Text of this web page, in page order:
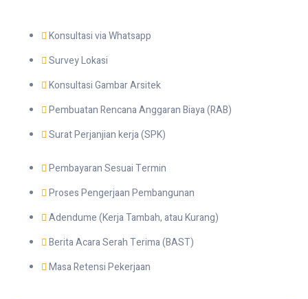
Konsultasi via Whatsapp
Survey Lokasi
Konsultasi Gambar Arsitek
Pembuatan Rencana Anggaran Biaya (RAB)
Surat Perjanjian kerja (SPK)
Pembayaran Sesuai Termin
Proses Pengerjaan Pembangunan
Adendume (Kerja Tambah, atau Kurang)
Berita Acara Serah Terima (BAST)
Masa Retensi Pekerjaan